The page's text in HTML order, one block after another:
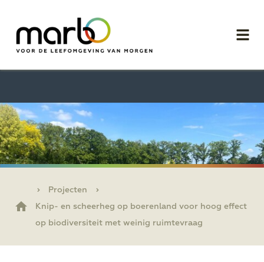
Projecten
Knip- en scheerheg op boerenland voor hoog effect
op biodiversiteit met weinig ruimtevraag